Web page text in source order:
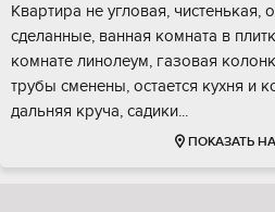
Квартира не угловая, чистенькая,
сделанные, ванная комната в
комнате линолеум, газовая
трубы сменены, остается кухня и
дальняя круча, садики...
ПОКАЗАТЬ